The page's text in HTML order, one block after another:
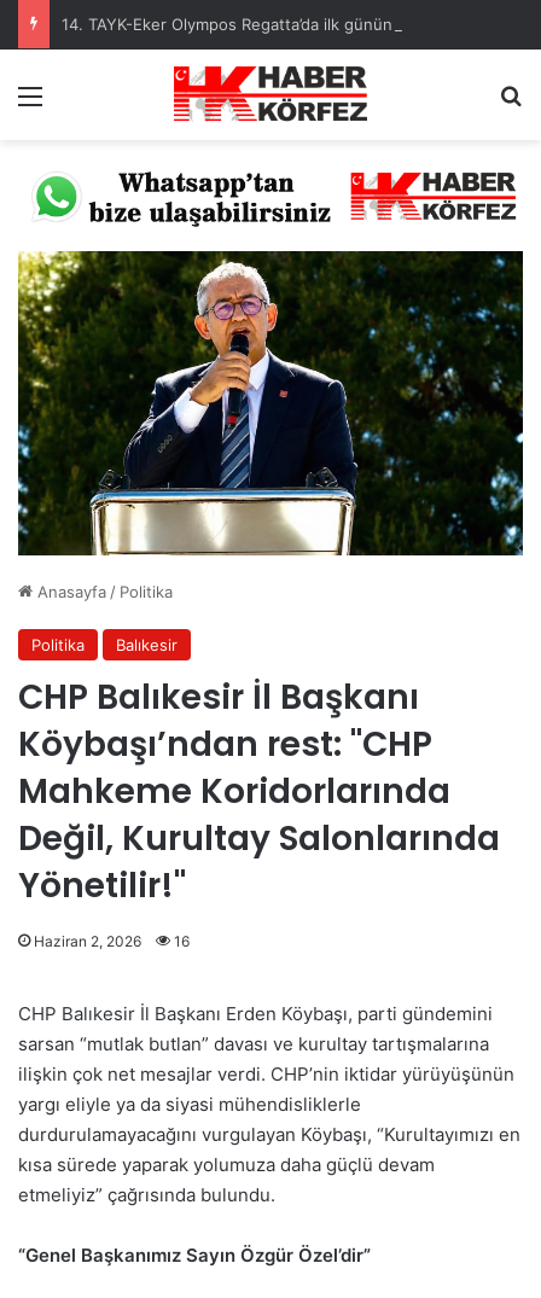
Menü
Anasayfa / Politika
Politika Balıkesir
CHP Balıkesir İl Başkanı
Köybaşı’ndan rest: "CHP
Mahkeme Koridorlarında
Değil, Kurultay Salonlarında
Yönetilir!"
Haziran 2, 2026 16
CHP Balıkesir İl Başkanı Erden Köybaşı, parti gündemini
sarsan “mutlak butlan” davası ve kurultay tartışmalarına
ilişkin çok net mesajlar verdi. CHP’nin iktidar yürüyüşünün
yargı eliyle ya da siyasi mühendisliklerle
durdurulamayacağını vurgulayan Köybaşı, “Kurultayımızı en
kısa sürede yaparak yolumuza daha güçlü devam
etmeliyiz” çağrısında bulundu.
“Genel Başkanımız Sayın Özgür Özel’dir”